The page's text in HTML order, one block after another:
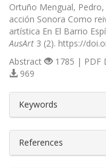
Ortuño Mengual,
acción Sonora Como
artística En El Barrio
AusArt 3 (2). https://
Abstract
1785 | PDF
969
Keywords
References